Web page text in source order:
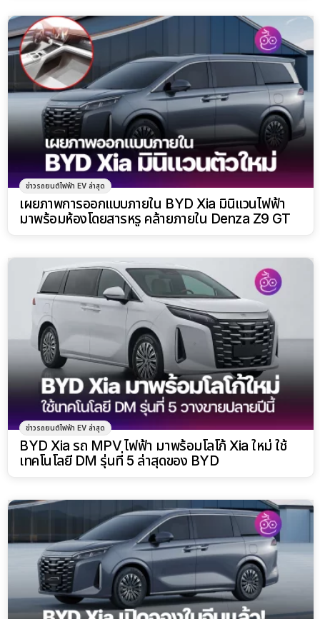
ข่าวรถยนต์ไฟฟ้า EV ล่าสุด
เผยภาพการออกแบบภายใน BYD Xia มินิแวนไฟฟ้า
มาพร้อมห้องโดยสารหรู คล้ายภายใน Denza Z9 GT
ข่าวรถยนต์ไฟฟ้า EV ล่าสุด
BYD Xia รถ MPV ไฟฟ้า มาพร้อมโลโก้ Xia ใหม่ ใช้
เทคโนโลยี DM รุ่นที่ 5 ล่าสุดของ BYD